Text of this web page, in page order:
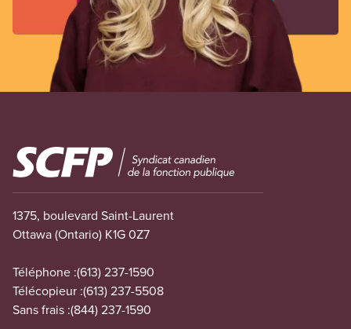
Image
1375, boulevard Saint-Laurent
Ottawa (Ontario) K1G 0Z7
Téléphone :(613) 237-1590
Télécopieur :(613) 237-5508
Sans frais :(844) 237-1590